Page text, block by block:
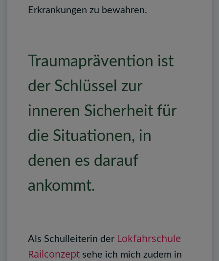
Erkrankungen zu bewahren.
Traumaprävention ist
der Schlüssel zur
inneren Sicherheit für
die Situationen, in
denen es darauf
ankommt.
Als Schulleiterin der Lokfahrschule
Railconzeptsehe ich mich zudem in